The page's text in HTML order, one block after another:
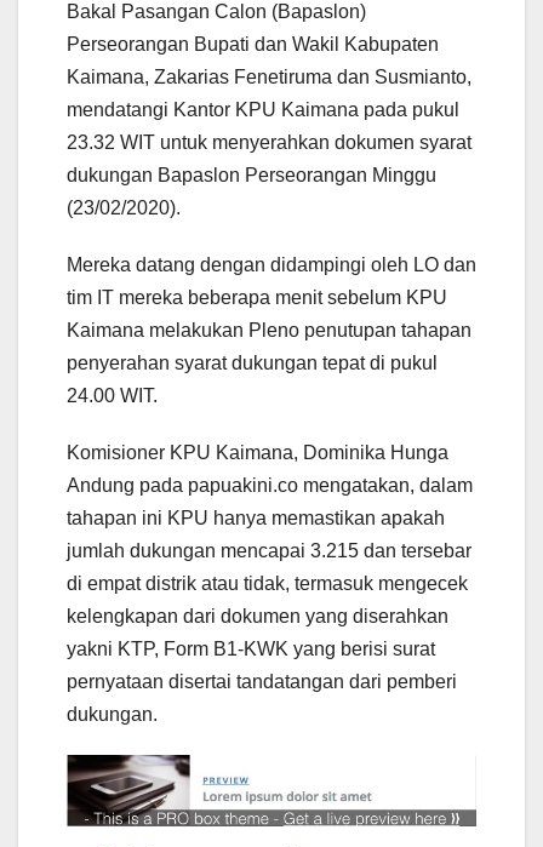
Bakal Pasangan Calon (Bapaslon)
Perseorangan Bupati dan Wakil Kabupaten
Kaimana, Zakarias Fenetiruma dan Susmianto,
mendatangi Kantor KPU Kaimana pada pukul
23.32 WIT untuk menyerahkan dokumen syarat
dukungan Bapaslon Perseorangan Minggu
(23/02/2020).
Mereka datang dengan didampingi oleh LO dan
tim IT mereka beberapa menit sebelum KPU
Kaimana melakukan Pleno penutupan tahapan
penyerahan syarat dukungan tepat di pukul
24.00 WIT.
Komisioner KPU Kaimana, Dominika Hunga
Andung pada papuakini.co mengatakan, dalam
tahapan ini KPU hanya memastikan apakah
jumlah dukungan mencapai 3.215 dan tersebar
di empat distrik atau tidak, termasuk mengecek
kelengkapan dari dokumen yang diserahkan
yakni KTP, Form B1-KWK yang berisi surat
pernyataan disertai tandatangan dari pemberi
dukungan.